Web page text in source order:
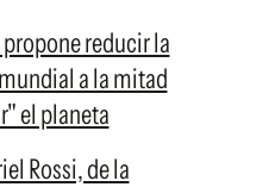
reducir la
a la mitad
el planeta
Rossi, de la